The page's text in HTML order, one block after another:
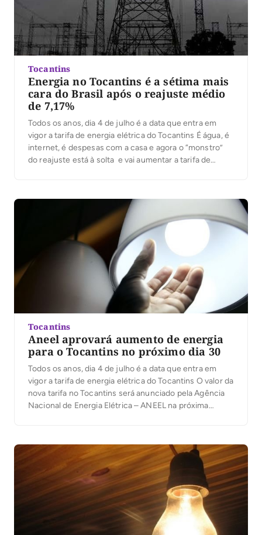
Tocantins
Energia no Tocantins é a sétima mais
cara do Brasil após o reajuste médio
de 7,17%
Todos os anos, dia 4 de julho é a data que entra em
vigor a tarifa de energia elétrica do Tocantins É água, é
internet, é despesas com a casa e agora o “monstro”
do reajuste está à solta e vai aumentar a tarifa de
Tocantins
Aneel aprovará aumento de energia
para o Tocantins no próximo dia 30
Todos os anos, dia 4 de julho é a data que entra em
vigor a tarifa de energia elétrica do Tocantins O valor da
nova tarifa no Tocantins será anunciado pela Agência
Nacional de Energia Elétrica – ANEEL na próxima
[…]